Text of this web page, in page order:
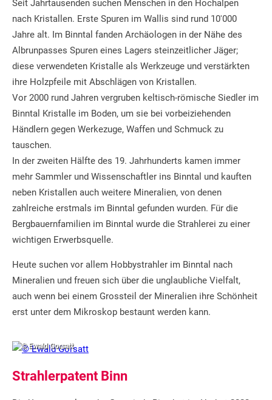
Seit Jahrtausenden suchen Menschen in den Hochalpen
nach Kristallen. Erste Spuren im Wallis sind rund 10'000
Jahre alt. Im Binntal fanden Archäologen in der Nähe des
Albrunpasses Spuren eines Lagers steinzeitlicher Jäger;
diese verwendeten Kristalle als Werkzeuge und verstärkten
ihre Holzpfeile mit Abschlägen von Kristallen.
Vor 2000 rund Jahren vergruben keltisch-römische Siedler im
Binntal Kristalle im Boden, um sie bei vorbeiziehenden
Händlern gegen Werkezuge, Waffen und Schmuck zu
tauschen.
In der zweiten Hälfte des 19. Jahrhunderts kamen immer
mehr Sammler und Wissenschaftler ins Binntal und kauften
neben Kristallen auch weitere Mineralien, von denen
zahlreiche erstmals im Binntal gefunden wurden. Für die
Bergbauernfamilien im Binntal wurde die Strahlerei zu einer
wichtigen Erwerbsquelle.
Heute suchen vor allem Hobbystrahler im Binntal nach
Mineralien und freuen sich über die unglaubliche Vielfalt,
auch wenn bei einem Grossteil der Mineralien ihre Schönheit
erst unter dem Mikroskop bestaunt werden kann.
© Ewald Gorsatt
Strahlerpatent Binn